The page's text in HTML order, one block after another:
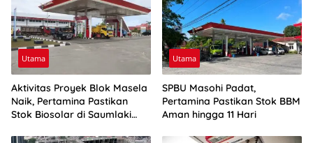
Utama
Aktivitas Proyek Blok Masela
Naik, Pertamina Pastikan
Stok Biosolar di Saumlaki
Utama
SPBU Masohi Padat,
Pertamina Pastikan Stok BBM
Aman hingga 11 Hari